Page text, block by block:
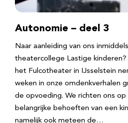
Autonomie – deel 3
Naar aanleiding van ons
theatercollege Lastige kinderen?
het Fulcotheater in IJsselstein
weken in onze omdenkverhalen
de opvoeding. We richten ons
belangrijke behoeften van een
namelijk ook meteen de…